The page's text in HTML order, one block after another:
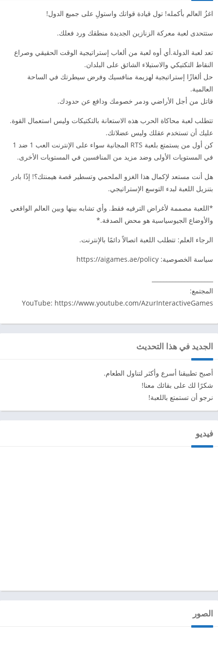
اغزُ العالم بأكمله! تول قيادة قواتك واستولِ على جميع الدول!
ستتحدى لعبة معركة الزنازين الجديدة منطقك ورد فعلك.
تعد لعبة الدولة.أي أوه لعبة من ألعاب إستراتيجية الوقت الحقيقي وصراع
النقاط التكتيكي والاستيلاء الشائق على البلدان.
حل ألغازًا إستراتيجية لهزيمة منافسيك وفرض سيطرتك في الساحة
العالمية.
قاتل من أجل الأراضي ودمر خصومك ودافع عن حدودك.
تتطلب لعبة محاكاة الحرب هذه الاستعانة بالتكتيكات وليس استعمال القوة.
عليك أن تستخدم عقلك وليس عضلاتك.
كن أول من يستمتع بلعبة RTS المجانية سواء على الإنترنت العب 1 ضد 1
في المستويات الأولى وضد مزيد من المنافسين في المستويات الأخرى.
هل أنت مستعد لإكمال هذا الغزو الملحمي وتسطير قصة هيمنتك؟! إذًا بادر
بتنزيل اللعبة لبدء التوسع الإستراتيجي.
*اللعبة مصممة لأغراض الترفيه فقط. وأي تشابه بينها وبين العالم الواقعي
والأوضاع الجيوسياسية هو محض الصدفة.*
الرجاء العلم: تتطلب اللعبة اتصالاً دائمًا بالإنترنت.
سياسة الخصوصية: https://aigames.ae/policy
المجتمع:
YouTube: https://www.youtube.com/AzurInteractiveGames
الجديد في هذا التحديث
أصبح تطبيقنا أسرع وأكثر لتناول الطعام.
شكرًا لك على بقائك معنا!
نرجو أن تستمتع باللعبة!
فيديو
الصور